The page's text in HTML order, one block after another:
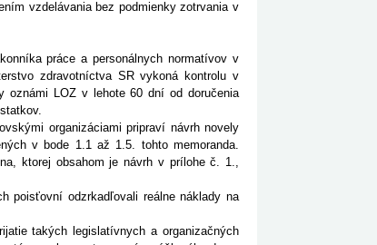
vzdelávania bez podmienky zotrvania v
práce a personálnych normatívov v
zdravotníctva SR vykoná kontrolu v
oznámi LOZ v lehote 60 dní od doručenia
organizáciami pripraví návrh novely
v bode 1.1 až 1.5. tohto memoranda.
ktorej obsahom je návrh v prílohe č. 1.,
poisťovní odzrkadľovali reálne náklady na
takých legislatívnych a organizačných